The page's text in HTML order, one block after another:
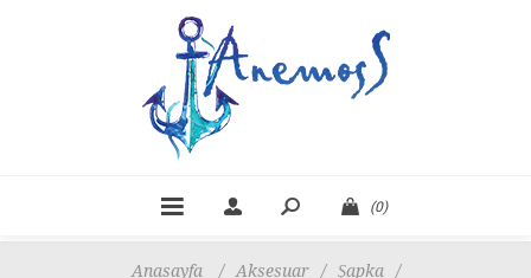
(0)
Anasayfa / Aksesuar / Şapka
/